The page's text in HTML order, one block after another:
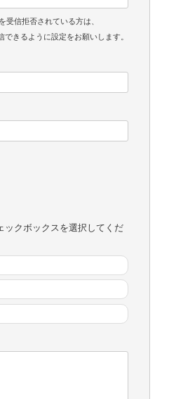
受信拒否されている方は、
できるように設定をお願いします。
ックボックスを選択してくだ